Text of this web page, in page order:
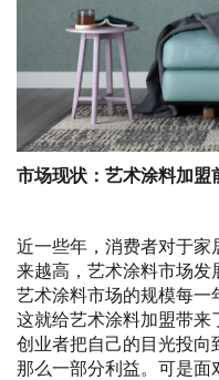
市场现状：艺术涂料加盟
近一些年，消费者对于家
来越高，艺术涂料市场发
艺术涂料市场的规模每一
这就给艺术涂料加盟带来
创业者把自己的目光投向
那么一部分利益。可是面